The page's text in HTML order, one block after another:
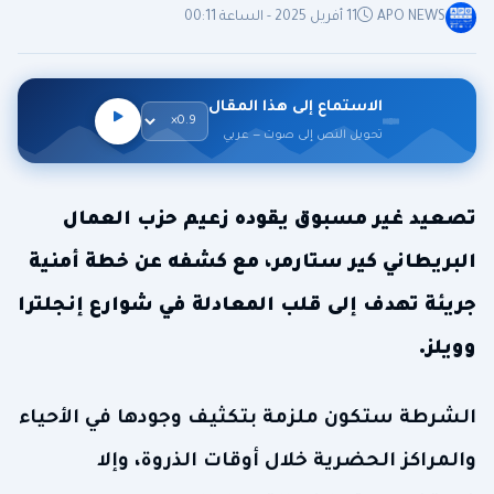
APO NEWS 11 أفريل 2025 - الساعة 00:11
الاستماع إلى هذا المقال
تحويل النص إلى صوت — عربي
تصعيد غير مسبوق يقوده زعيم حزب العمال
البريطاني كير ستارمر، مع كشفه عن خطة أمنية
جريئة تهدف إلى قلب المعادلة في شوارع إنجلترا
وويلز.
الشرطة ستكون ملزمة بتكثيف وجودها في الأحياء
والمراكز الحضرية خلال أوقات الذروة، وإلا